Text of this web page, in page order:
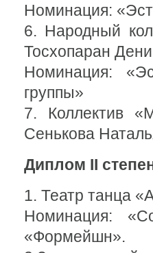
Номинация:
6. Народный
Тосхопаран
Номинация:
группы»
7. Коллектив
Сенькова
Диплом II
1. Театр танца
Номинация:
«Формейшн».